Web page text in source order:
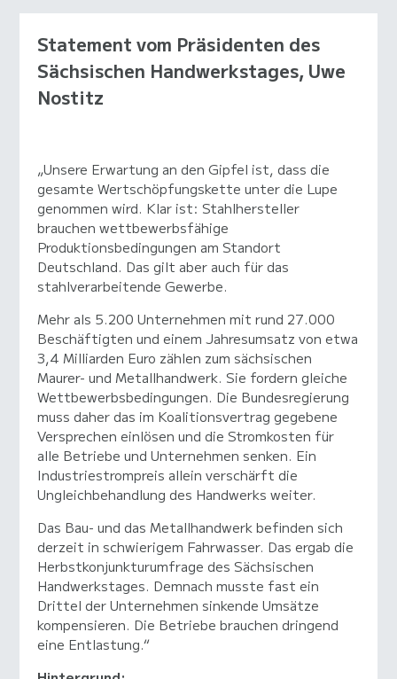
Statement vom Präsidenten des
Sächsischen Handwerkstages, Uwe
Nostitz
„Unsere Erwartung an den Gipfel ist, dass die
gesamte Wertschöpfungskette unter die Lupe
genommen wird. Klar ist: Stahlhersteller
brauchen wettbewerbsfähige
Produktionsbedingungen am Standort
Deutschland. Das gilt aber auch für das
stahlverarbeitende Gewerbe.
Mehr als 5.200 Unternehmen mit rund 27.000
Beschäftigten und einem Jahresumsatz von etwa
3,4 Milliarden Euro zählen zum sächsischen
Maurer- und Metallhandwerk. Sie fordern gleiche
Wettbewerbsbedingungen. Die Bundesregierung
muss daher das im Koalitionsvertrag gegebene
Versprechen einlösen und die Stromkosten für
alle Betriebe und Unternehmen senken. Ein
Industriestrompreis allein verschärft die
Ungleichbehandlung des Handwerks weiter.
Das Bau- und das Metallhandwerk befinden sich
derzeit in schwierigem Fahrwasser. Das ergab die
Herbstkonjunkturumfrage des Sächsischen
Handwerkstages. Demnach musste fast ein
Drittel der Unternehmen sinkende Umsätze
kompensieren. Die Betriebe brauchen dringend
eine Entlastung.“